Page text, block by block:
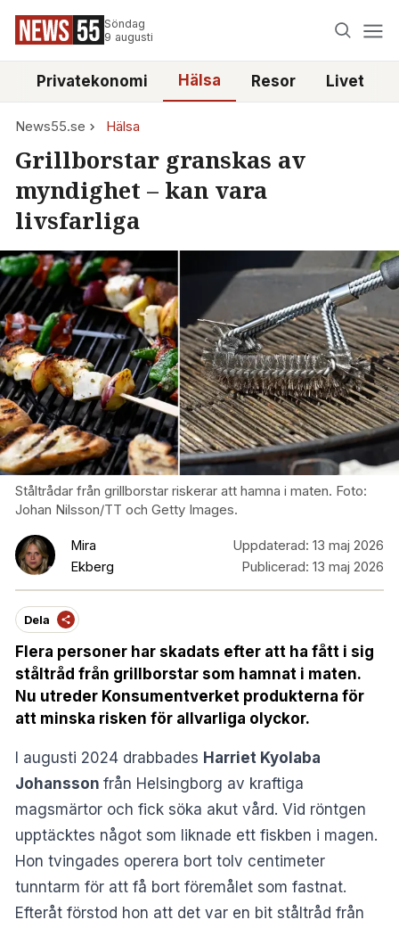
Söndag
9 augusti
Privatekonomi Hälsa Resor Livet
News55.se Hälsa
Grillborstar granskas av
myndighet – kan vara
livsfarliga
Ståltrådar från grillborstar riskerar att hamna i maten. Foto:
Johan Nilsson/TT och Getty Images.
Mira
Ekberg
Uppdaterad: 13 maj 2026
Publicerad: 13 maj 2026
Dela
Flera personer har skadats efter att ha fått i sig
ståltråd från grillborstar som hamnat i maten.
Nu utreder Konsumentverket produkterna för
att minska risken för allvarliga olyckor.
I augusti 2024 drabbades Harriet Kyolaba
Johansson från Helsingborg av kraftiga
magsmärtor och fick söka akut vård. Vid röntgen
upptäcktes något som liknade ett fiskben i magen.
Hon tvingades operera bort tolv centimeter
tunntarm för att få bort föremålet som fastnat.
Efteråt förstod hon att det var en bit ståltråd från